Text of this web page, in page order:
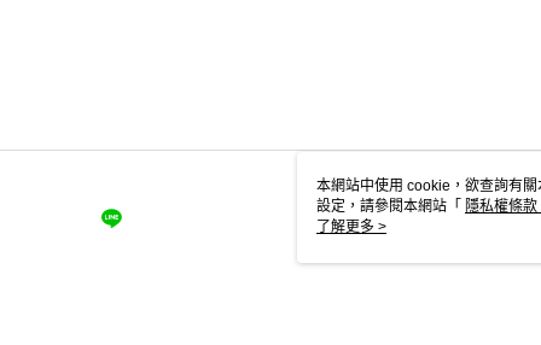
本網站中使用 cookie，欲查詢有
設定，請參閱本網站「 隱私權條款
使用 cookie。
了解更多 >